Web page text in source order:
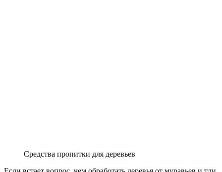
Средства пропитки для деревьев